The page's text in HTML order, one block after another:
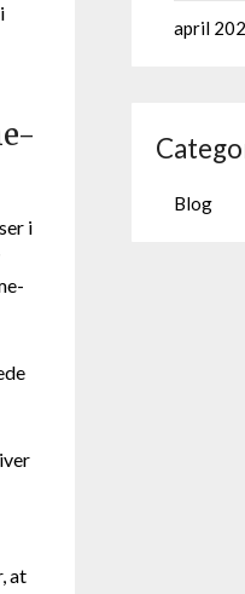
i
at
april
Blog